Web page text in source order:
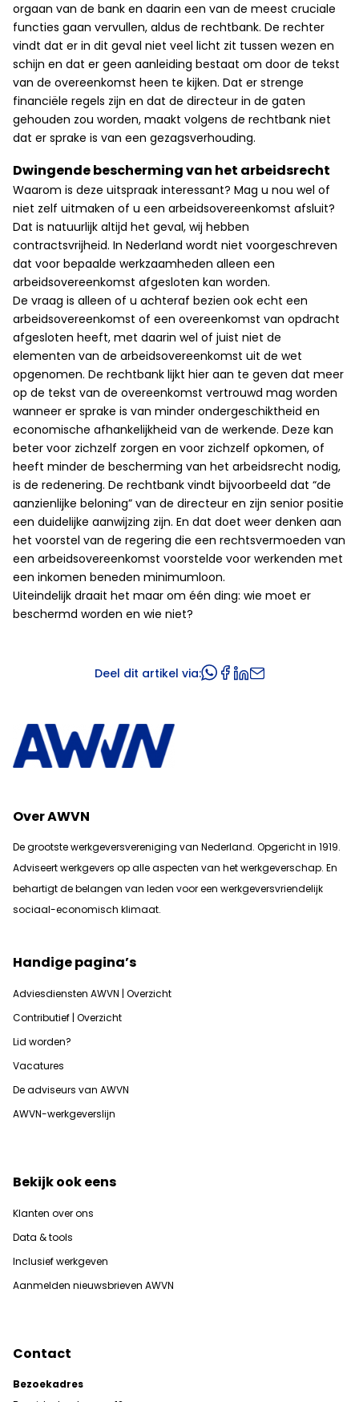
orgaan van de bank en daarin een van de meest cruciale
functies gaan vervullen, aldus de rechtbank. De rechter
vindt dat er in dit geval niet veel licht zit tussen wezen en
schijn en dat er geen aanleiding bestaat om door de tekst
van de overeenkomst heen te kijken. Dat er strenge
financiële regels zijn en dat de directeur in de gaten
gehouden zou worden, maakt volgens de rechtbank niet
dat er sprake is van een gezagsverhouding.
Dwingende bescherming van het arbeidsrecht
Waarom is deze uitspraak interessant? Mag u nou wel of
niet zelf uitmaken of u een arbeidsovereenkomst afsluit?
Dat is natuurlijk altijd het geval, wij hebben
contractsvrijheid. In Nederland wordt niet voorgeschreven
dat voor bepaalde werkzaamheden alleen een
arbeidsovereenkomst afgesloten kan worden.
De vraag is alleen of u achteraf bezien ook echt een
arbeidsovereenkomst of een overeenkomst van opdracht
afgesloten heeft, met daarin wel of juist niet de
elementen van de arbeidsovereenkomst uit de wet
opgenomen. De rechtbank lijkt hier aan te geven dat meer
op de tekst van de overeenkomst vertrouwd mag worden
wanneer er sprake is van minder ondergeschiktheid en
economische afhankelijkheid van de werkende. Deze kan
beter voor zichzelf zorgen en voor zichzelf opkomen, of
heeft minder de bescherming van het arbeidsrecht nodig,
is de redenering. De rechtbank vindt bijvoorbeeld dat “de
aanzienlijke beloning” van de directeur en zijn senior positie
een duidelijke aanwijzing zijn. En dat doet weer denken aan
het voorstel van de regering die een rechtsvermoeden van
een arbeidsovereenkomst voorstelde voor werkenden met
een inkomen beneden minimumloon.
Uiteindelijk draait het maar om één ding: wie moet er
beschermd worden en wie niet?
Deel dit artikel via:
Over AWVN
De grootste werkgeversvereniging van Nederland. Opgericht in 1919.
Adviseert werkgevers op alle aspecten van het werkgeverschap. En
behartigt de belangen van leden voor een werkgeversvriendelijk
sociaal-economisch klimaat.
Handige pagina’s
Adviesdiensten AWVN | Overzicht
Contributief | Overzicht
Lid worden?
Vacatures
De adviseurs van AWVN
AWVN-werkgeverslijn
Bekijk ook eens
Klanten over ons
Data & tools
Inclusief werkgeven
Aanmelden nieuwsbrieven AWVN
Contact
Bezoekadres